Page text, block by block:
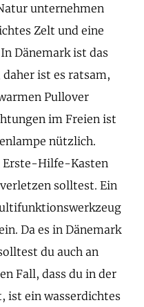
unternehmen
Zelt und eine
Dänemark ist das
ist es ratsam,
Pullover
im Freien ist
nützlich.
Erste-Hilfe-Kasten
solltest. Ein
Da es in Dänemark
du auch an
Fall, dass du in der
ist ein wasserdichtes